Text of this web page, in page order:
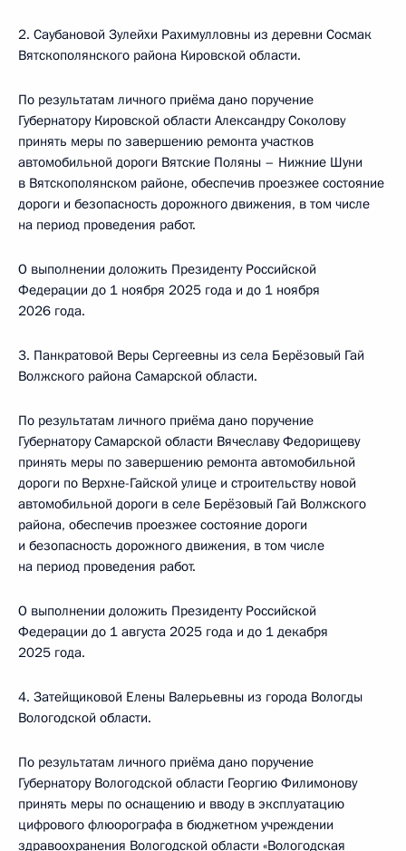
2. Саубановой Зулейхи Рахимулловны из деревни Сосмак
Вятскополянского района Кировской области.
По результатам личного приёма дано поручение
Губернатору Кировской области Александру Соколову
принять меры по завершению ремонта участков
автомобильной дороги Вятские Поляны – Нижние Шуни
в Вятскополянском районе, обеспечив проезжее состояние
дороги и безопасность дорожного движения, в том числе
на период проведения работ.
О выполнении доложить Президенту Российской
Федерации до 1 ноября 2025 года и до 1 ноября
2026 года.
3. Панкратовой Веры Сергеевны из села Берёзовый Гай
Волжского района Самарской области.
По результатам личного приёма дано поручение
Губернатору Самарской области Вячеславу Федорищеву
принять меры по завершению ремонта автомобильной
дороги по Верхне-Гайской улице и строительству новой
автомобильной дороги в селе Берёзовый Гай Волжского
района, обеспечив проезжее состояние дороги
и безопасность дорожного движения, в том числе
на период проведения работ.
О выполнении доложить Президенту Российской
Федерации до 1 августа 2025 года и до 1 декабря
2025 года.
4. Затейщиковой Елены Валерьевны из города Вологды
Вологодской области.
По результатам личного приёма дано поручение
Губернатору Вологодской области Георгию Филимонову
принять меры по оснащению и вводу в эксплуатацию
цифрового флюорографа в бюджетном учреждении
здравоохранения Вологодской области «Вологодская